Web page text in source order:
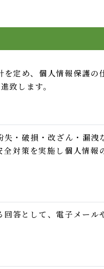
定め、個人情報保護の
致します。
・破損・改ざん・漏洩
対策を実施し個人情報
答として、電子メール